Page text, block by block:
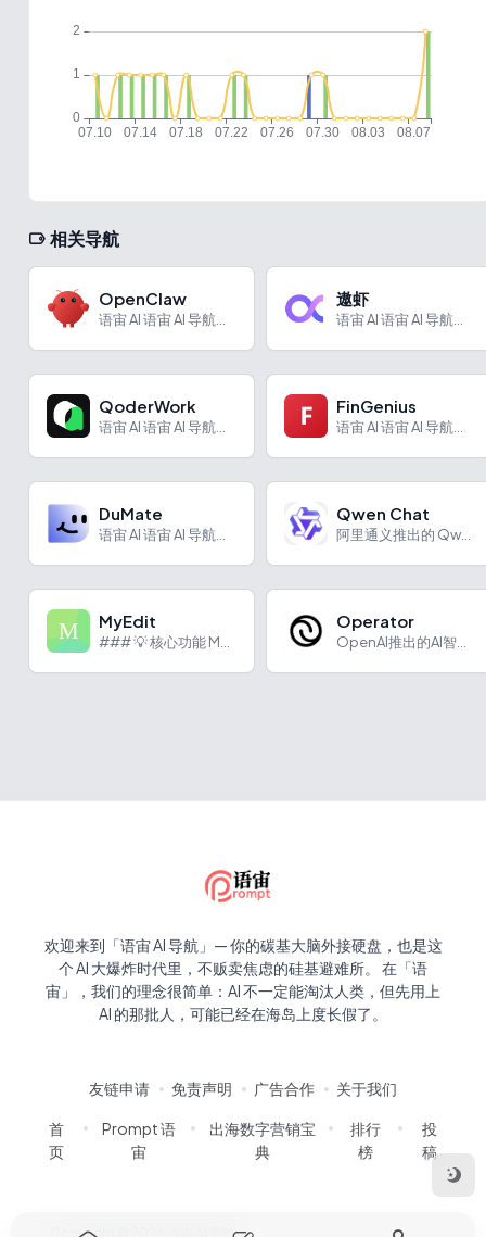
相关导航
OpenClaw 遨虾
QoderWork FinGenius
DuMate Qwen Chat
MyEdit Operator
欢迎来到「语宙 AI 导航」— 你的碳基大脑外接硬盘，也是这
个 AI 大爆炸时代里，不贩卖焦虑的硅基避难所。 在「语
宙」，我们的理念很简单：AI 不一定能淘汰人类，但先用上
AI 的那批人，可能已经在海岛上度长假了。
友链申请 免责声明 广告合作 关于我们
首
页
Prompt 语
宙
出海数字营销宝
典
排行
榜
投
稿
Copyright © 2026 语宙 AI 导航